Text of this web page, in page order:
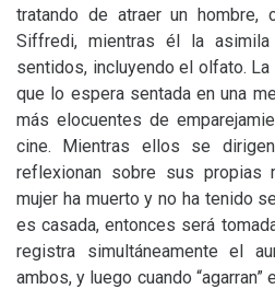
tratando de atraer un hombre,
Siffredi, mientras él la
sentidos, incluyendo el olfato.
que lo espera sentada en una
más elocuentes de
cine. Mientras ellos se
reflexionan sobre sus propias
mujer ha muerto y no ha tenido
es casada, entonces será
registra simultáneamente el
ambos, y luego cuando